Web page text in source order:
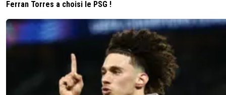
Ferran Torres a choisi le PSG !